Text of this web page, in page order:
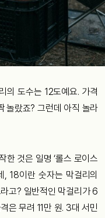
의 도수는 12도예요. 가격
놀랐죠? 그런데 아직 놀라
한 것은 일명 ‘롤스 로이스
, 18이란 숫자는 막걸리의
고? 일반적인 막걸리가 6
은 무려 11만 원. 3대 서민